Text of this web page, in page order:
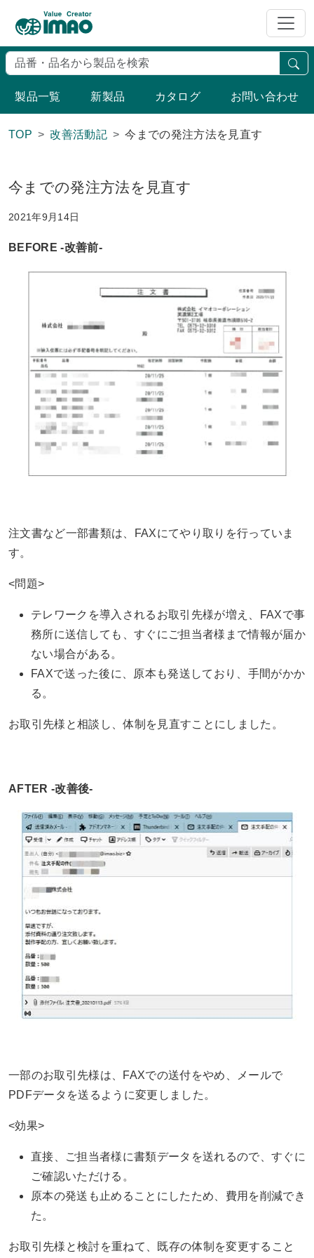
製品一覧 新製品 カタログ お問い合わせ
TOP 改善活動記 今までの発注方法を見直す
今までの発注方法を見直す
2021年9月14日
BEFORE -改善前-
注文書など一部書類は、FAXにてやり取りを行っていま
す。
<問題>
テレワークを導入されるお取引先様が増え、FAXで事
務所に送信しても、すぐにご担当者様まで情報が届か
ない場合がある。
FAXで送った後に、原本も発送しており、手間がかか
る。
お取引先様と相談し、体制を見直すことにしました。
AFTER -改善後-
一部のお取引先様は、FAXでの送付をやめ、メールで
PDFデータを送るように変更しました。
<効果>
直接、ご担当者様に書類データを送れるので、すぐに
ご確認いただける。
原本の発送も止めることにしたため、費用を削減でき
た。
お取引先様と検討を重ねて、既存の体制を変更すること